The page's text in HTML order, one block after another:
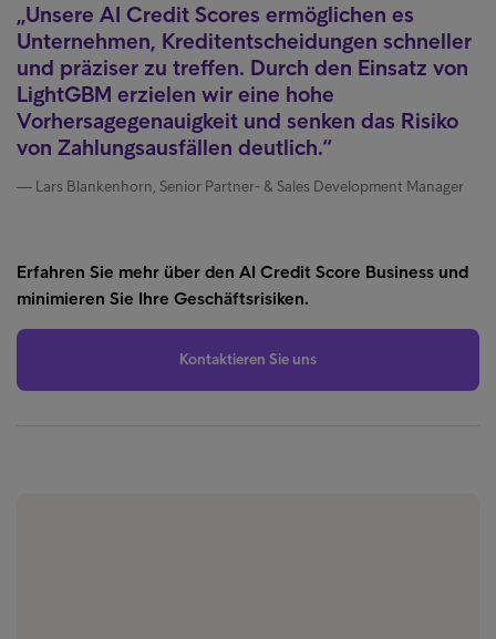
Unsere AI Credit Scores ermöglichen es
Unternehmen, Kreditentscheidungen schneller
und präziser zu treffen. Durch den Einsatz von
LightGBM erzielen wir eine hohe
Vorhersagegenauigkeit und senken das Risiko
von Zahlungsausfällen deutlich.
Lars Blankenhorn, Senior Partner- & Sales Development Manager
Erfahren Sie mehr über den AI Credit Score Business und
minimieren Sie Ihre Geschäftsrisiken.
Kontaktieren Sie uns